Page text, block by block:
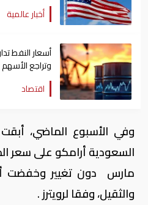
أخبار عالمية
وتراجع الأسهم
اقتصاد
وفي الأسبوع الماضي،
السعودية أرامكو على سعر
مارس دون تغيير وخفضت
والثقيل، وفقا لرويترز .